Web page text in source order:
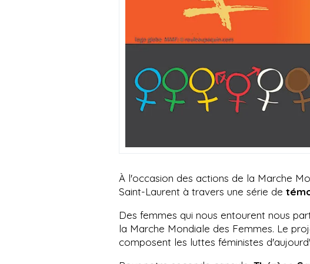
À l'occasion des actions de la Marche
Saint-Laurent à travers une série de
Des femmes qui nous entourent nous
la Marche Mondiale des Femmes. Le
composent les luttes féministes